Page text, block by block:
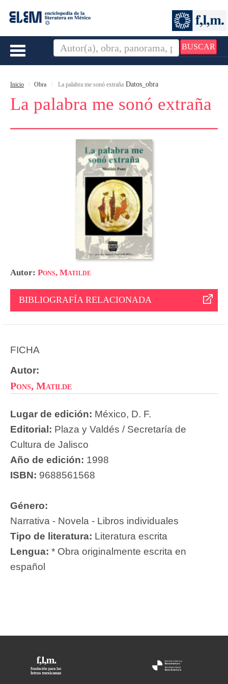
BUSCAR
Toggle
Inicio Obra La palabra me sonó extraña Datos_obra
La palabra me sonó extraña
Autor: Pons, Matilde
BIBLIOGRAFÍA RELACIONADA
FICHA
Autor:
Pons, Matilde
Lugar de edición: México, D. F.
Editorial: Plaza y Valdés / Secretaría de
Cultura de Jalisco
Año de edición: 1998
ISBN: 9688561568
Género:
Narrativa - Novela - Libros individuales
Tipo de literatura: Literatura escrita
Lengua: * Obra originalmente escrita en
español